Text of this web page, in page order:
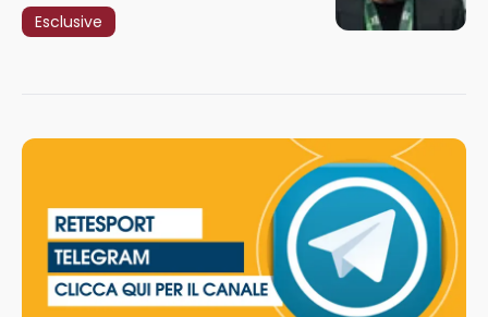
può esplodere
Esclusive